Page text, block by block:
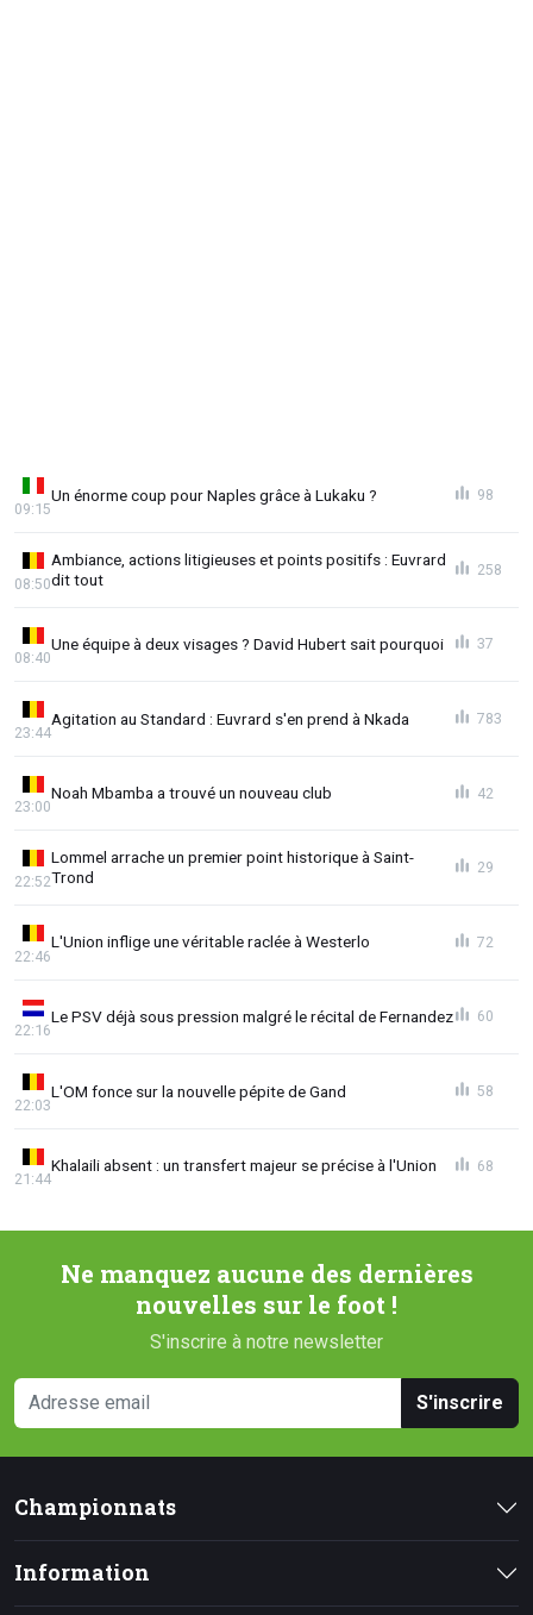
Un énorme coup pour Naples grâce à Lukaku ?
09:15
98
Ambiance, actions litigieuses et points positifs : Euvrard
dit tout
08:50
258
Une équipe à deux visages ? David Hubert sait pourquoi
08:40
37
Agitation au Standard : Euvrard s'en prend à Nkada
23:44
783
Noah Mbamba a trouvé un nouveau club
23:00
42
Lommel arrache un premier point historique à Saint-
Trond
22:52
29
L'Union inflige une véritable raclée à Westerlo
22:46
72
Le PSV déjà sous pression malgré le récital de Fernandez
22:16
60
L'OM fonce sur la nouvelle pépite de Gand
22:03
58
Khalaili absent : un transfert majeur se précise à l'Union
21:44
68
Ne manquez aucune des dernières
nouvelles sur le foot !
S'inscrire à notre newsletter
S'inscrire
Championnats
Information